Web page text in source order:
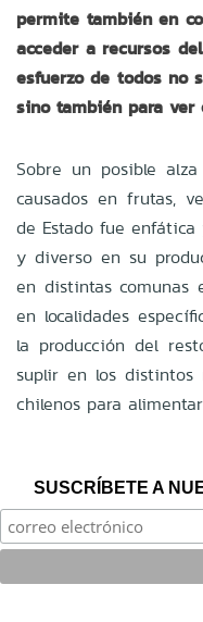
permite también en
acceder a recursos
esfuerzo de todos no
sino también para ver
Sobre un posible
causados en frutas,
de Estado fue
y diverso en su
en distintas comunas
en localidades
la producción del
suplir en los distintos
chilenos para
SUSCRÍBETE A